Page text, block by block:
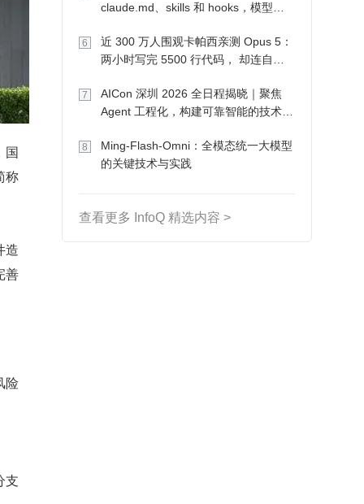
国
称
造
善
险
支
claude.md、skills 和 hooks，模型自
6
近 300 万人围观卡帕西亲测 Opus 5：
两小时写完 5500 行代码， 却连自己
7
AICon 深圳 2026 全日程揭晓｜聚焦
Agent 工程化，构建可靠智能的技术路
8
Ming-Flash-Omni：全模态统一大模型
的关键技术与实践
查看更多 InfoQ 精选内容 >